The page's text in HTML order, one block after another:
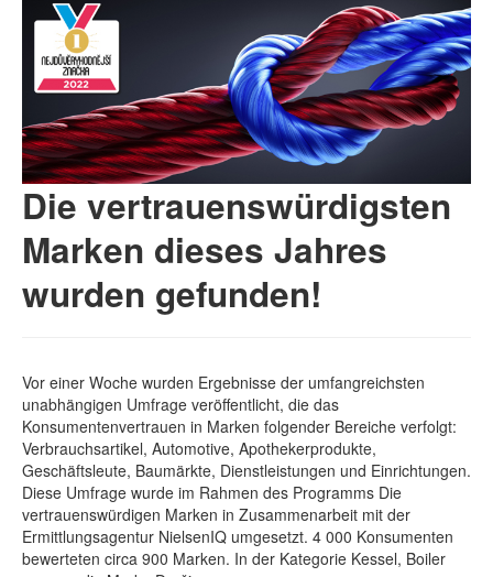
Die vertrauenswürdigsten
Marken dieses Jahres
wurden gefunden!
Vor einer Woche wurden Ergebnisse der umfangreichsten
unabhängigen Umfrage veröffentlicht, die das
Konsumentenvertrauen in Marken folgender Bereiche verfolgt:
Verbrauchsartikel, Automotive, Apothekerprodukte,
Geschäftsleute, Baumärkte, Dienstleistungen und Einrichtungen.
Diese Umfrage wurde im Rahmen des Programms Die
vertrauenswürdigen Marken in Zusammenarbeit mit der
Ermittlungsagentur NielsenIQ umgesetzt. 4 000 Konsumenten
bewerteten circa 900 Marken. In der Kategorie Kessel, Boiler